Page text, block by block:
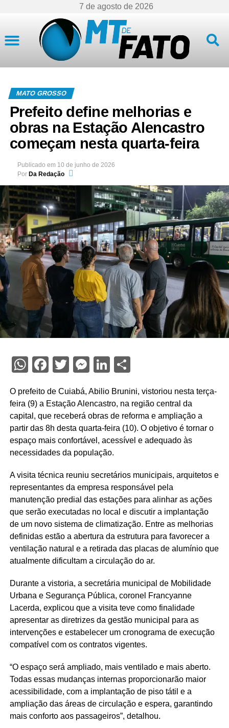
7 de agosto de 2026
MATO GROSSO
Prefeito define melhorias e
obras na Estação Alencastro
começam nesta quarta-feira
Publicado em 10 de junho de 2026
Por Da Redação
WhatsApp
Facebook
Twitter
Messenger
LinkedIn
Share
O prefeito de Cuiabá, Abilio Brunini, vistoriou nesta terça-
feira (9) a Estação Alencastro, na região central da
capital, que receberá obras de reforma e ampliação a
partir das 8h desta quarta-feira (10). O objetivo é tornar o
espaço mais confortável, acessível e adequado às
necessidades da população.
A visita técnica reuniu secretários municipais, arquitetos e
representantes da empresa responsável pela
manutenção predial das estações para alinhar as ações
que serão executadas no local e discutir a implantação
de um novo sistema de climatização. Entre as melhorias
definidas estão a abertura da estrutura para favorecer a
ventilação natural e a retirada das placas de alumínio que
atualmente dificultam a circulação do ar.
Durante a vistoria, a secretária municipal de Mobilidade
Urbana e Segurança Pública, coronel Francyanne
Lacerda, explicou que a visita teve como finalidade
apresentar as diretrizes da gestão municipal para as
intervenções e estabelecer um cronograma de execução
compatível com os contratos vigentes.
“O espaço será ampliado, mais ventilado e mais aberto.
Todas essas mudanças internas proporcionarão maior
acessibilidade, com a implantação de piso tátil e a
ampliação das áreas de circulação e espera, garantindo
mais conforto aos passageiros”, detalhou.